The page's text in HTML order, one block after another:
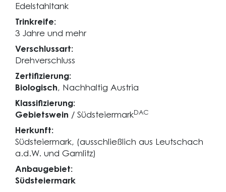
Edelstahltank
Trinkreife:
3 Jahre und mehr
Verschlussart:
Drehverschluss
Zertifizierung:
Biologisch, Nachhaltig Austria
Klassifizierung:
Gebietswein / SüdsteiermarkDAC
Herkunft:
Südsteiermark, (ausschließlich aus Leutschach
a.d.W. und Gamlitz)
Anbaugebiet:
Südsteiermark